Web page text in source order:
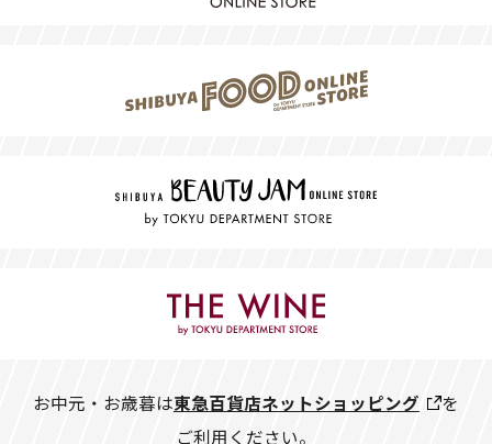
お中元・お歳暮は東急百貨店ネットショッピング
を
ご利用ください。